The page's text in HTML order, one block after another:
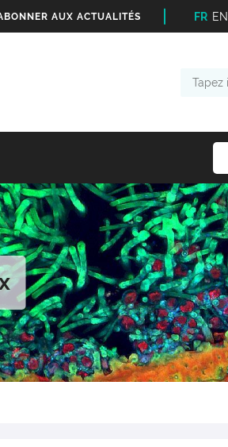
AUX ACTUALITÉS FR EN